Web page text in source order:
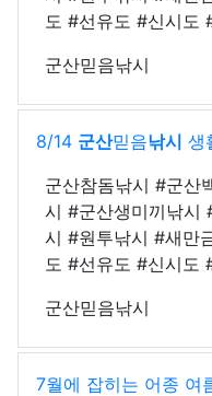
도 #선유도 #신시도
군산믿음낚시
8/14 군산믿음낚시 생
군산참돔낚시 #군산
시 #군산생미끼낚시
시 #원투낚시 #새만
도 #선유도 #신시도
군산믿음낚시
7월에 잡히는 어종 여